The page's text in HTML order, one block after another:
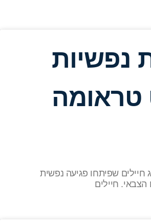
נפשיות
טראומה
חיילים שפיתחו פגיעה נפשית
חיילים